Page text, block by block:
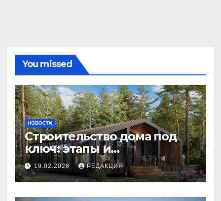
You missed
НОВОСТИ
Строительство дома под
ключ: этапы и
планирование бюджета
19.02.2026 РЕДАКЦИЯ